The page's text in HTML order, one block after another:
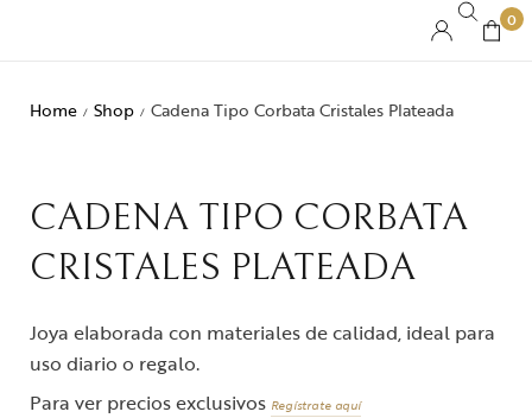
0
Home / Shop / Cadena Tipo Corbata Cristales Plateada
CADENA TIPO CORBATA
CRISTALES PLATEADA
Joya elaborada con materiales de calidad, ideal para
uso diario o regalo.
Para ver precios exclusivos Regístrate aquí